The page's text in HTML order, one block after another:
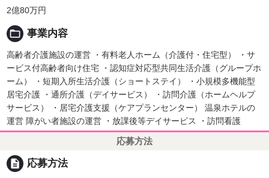
2億80万円
folder_open 事業内容
高齢者介護施設の運営 ・有料老人ホーム（介護付・住宅型） ・サ
ービス付高齢者向け住宅 ・認知症対応型共同生活介護（グループホ
ーム） ・短期入所生活介護（ショートステイ） ・小規模多機能型
居宅介護 ・通所介護（デイサービス） ・訪問介護（ホームヘルプ
サービス） ・居宅介護支援（ケアプランセンター） 温泉ホテルの
運営 障がい者施設の運営 ・放課後等デイサービス ・訪問看護
応募方法
description 応募方法